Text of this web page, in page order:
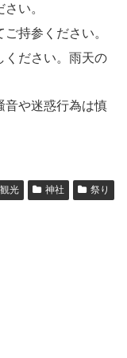
い。
持参ください。
ください。雨天の
音や迷惑行為は慎
光 神社
祭り